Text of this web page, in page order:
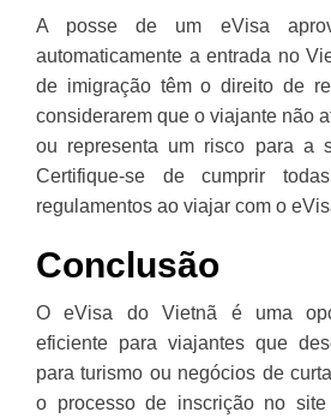
A posse de um eVisa
automaticamente a entrada no
de imigração têm o direito de
considerarem que o viajante não
ou representa um risco para a
Certifique-se de cumprir
regulamentos ao viajar com o
Conclusão
O eVisa do Vietnã é uma
eficiente para viajantes que
para turismo ou negócios de
o processo de inscrição no